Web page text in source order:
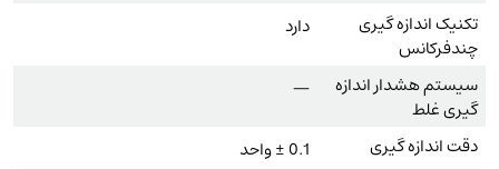
تکنیک اندازه گیری
چندفرکانس
دارد
سیستم هشدار اندازه
گیری غلط
—
دقت اندازه گیری
0.1 ± واحد